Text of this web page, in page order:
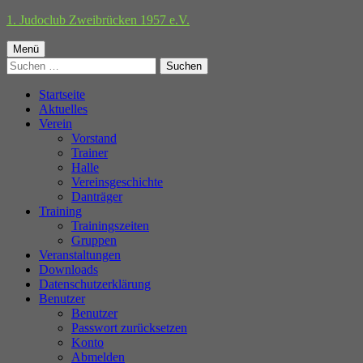
Springe
Inhalt
1. Judoclub Zweibrücken 1957 e.V.
Primäres
Menü
Menü
Suchen
nach:
Startseite
Aktuelles
Verein
Vorstand
Trainer
Halle
Vereinsgeschichte
Danträger
Training
Trainingszeiten
Gruppen
Veranstaltungen
Downloads
Datenschutzerklärung
Benutzer
Benutzer
Passwort zurücksetzen
Konto
Abmelden